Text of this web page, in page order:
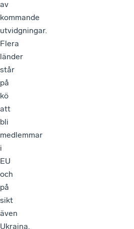
kommande
utvidgningar.
Flera
länder
står
på
kö
att
bli
medlemmar
i
EU
och
på
sikt
även
Ukraina.